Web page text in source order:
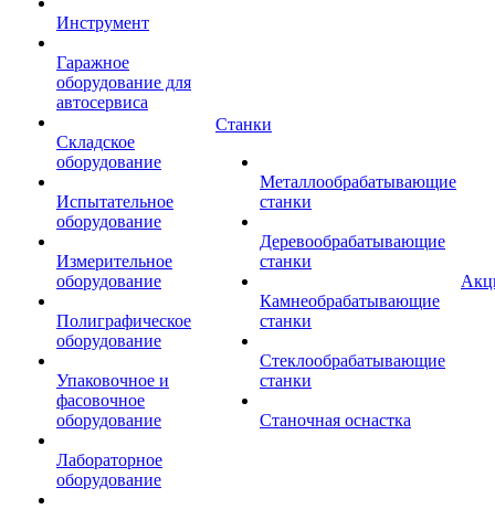
Инструмент
Гаражное
оборудование для
автосервиса
Складское
оборудование
Испытательное
оборудование
Измерительное
оборудование
Полиграфическое
оборудование
Упаковочное и
фасовочное
оборудование
Лабораторное
оборудование
Станки
Металлообрабатывающие
станки
Деревообрабатывающие
станки
Камнеобрабатывающие
станки
Стеклообрабатывающие
станки
Станочная оснастка